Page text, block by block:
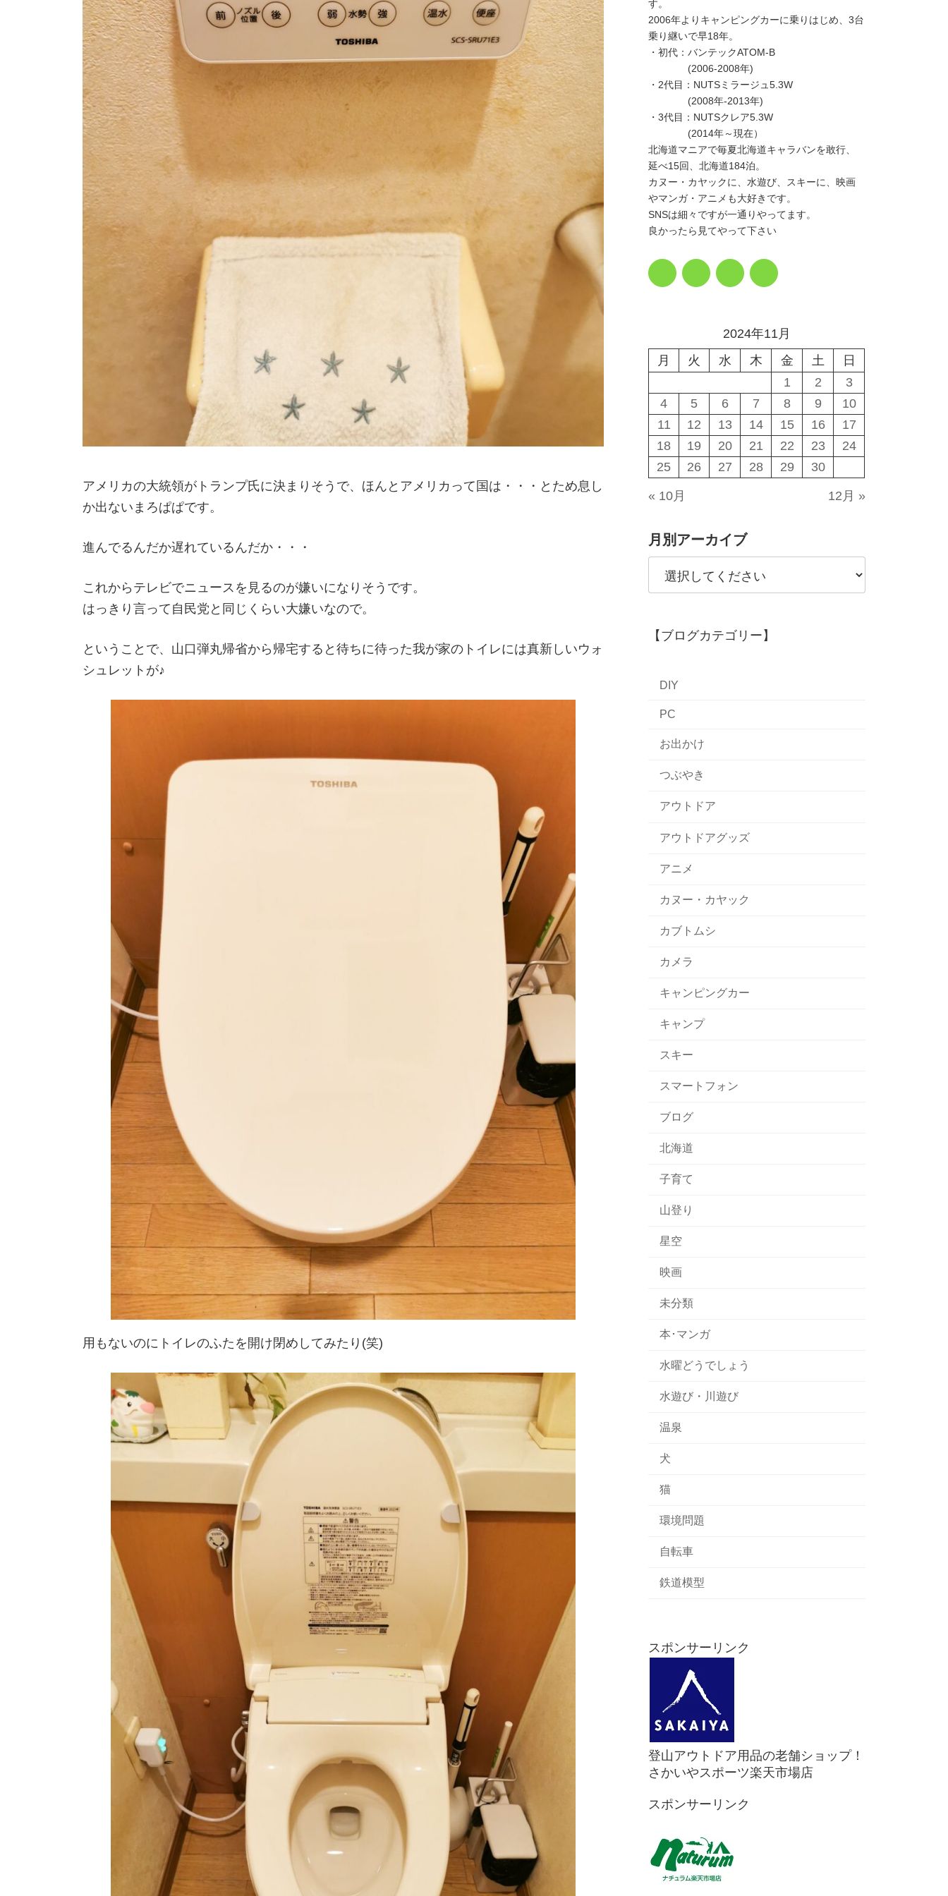
アメリカの大統領がトランプ氏に決まりそうで、ほんとアメリカって国は・・・とため息し
か出ないまろぱぱです。
進んでるんだか遅れているんだか・・・
これからテレビでニュースを見るのが嫌いになりそうです。
はっきり言って自民党と同じくらい大嫌いなので。
ということで、山口弾丸帰省から帰宅すると待ちに待った我が家のトイレには真新しいウォ
シュレットが♪
用もないのにトイレのふたを開け閉めしてみたり(笑)
す。
2006年よりキャンピングカーに乗りはじめ、3台
乗り継いで早18年。
・初代：バンテックATOM-B
(2006-2008年)
・2代目：NUTSミラージュ5.3W
(2008年-2013年)
・3代目：NUTSクレア5.3W
(2014年～現在）
北海道マニアで毎夏北海道キャラバンを敢行、
延べ15回、北海道184泊。
カヌー・カヤックに、水遊び、スキーに、映画
やマンガ・アニメも大好きです。
SNSは細々ですが一通りやってます。
良かったら見てやって下さい
2024年11月
月
火 水 木 金 土
日
1
2
3
4
5 6 7 8 9
10
11
12 13 14 15 16
17
18
19 20 21 22 23
24
25
26 27 28 29 30
« 10月 12月 »
月別アーカイブ
【ブログカテゴリー】
DIY
PC
お出かけ
つぶやき
アウトドア
アウトドアグッズ
アニメ
カヌー・カヤック
カブトムシ
カメラ
キャンピングカー
キャンプ
スキー
スマートフォン
ブログ
北海道
子育て
山登り
星空
映画
未分類
本･マンガ
水曜どうでしょう
水遊び・川遊び
温泉
犬
猫
環境問題
自転車
鉄道模型
スポンサーリンク
登山アウトドア用品の老舗ショップ！
さかいやスポーツ楽天市場店
スポンサーリンク